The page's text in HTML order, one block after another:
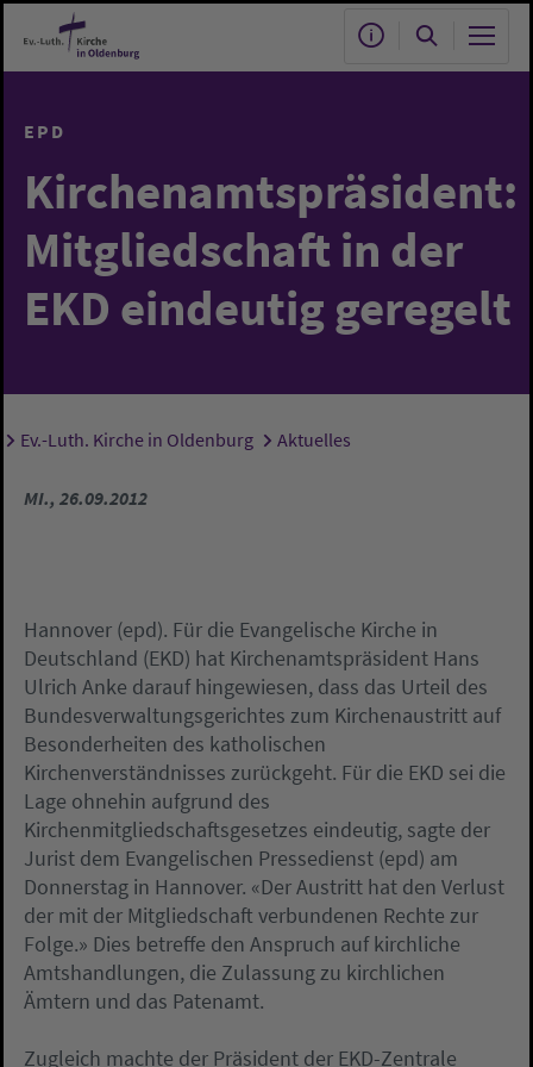
Zum Hauptinhalt springen
EPD
Kirchenamtspräsident:
Mitgliedschaft in der
EKD eindeutig geregelt
Sie sind hier:
Ev.-Luth. Kirche in Oldenburg Aktuelles
MI., 26.09.2012
Hannover (epd). Für die Evangelische Kirche in
Deutschland (EKD) hat Kirchenamtspräsident Hans
Ulrich Anke darauf hingewiesen, dass das Urteil des
Bundesverwaltungsgerichtes zum Kirchenaustritt auf
Besonderheiten des katholischen
Kirchenverständnisses zurückgeht. Für die EKD sei die
Lage ohnehin aufgrund des
Kirchenmitgliedschaftsgesetzes eindeutig, sagte der
Jurist dem Evangelischen Pressedienst (epd) am
Donnerstag in Hannover. «Der Austritt hat den Verlust
der mit der Mitgliedschaft verbundenen Rechte zur
Folge.» Dies betreffe den Anspruch auf kirchliche
Amtshandlungen, die Zulassung zu kirchlichen
Ämtern und das Patenamt.
Zugleich machte der Präsident der EKD-Zentrale